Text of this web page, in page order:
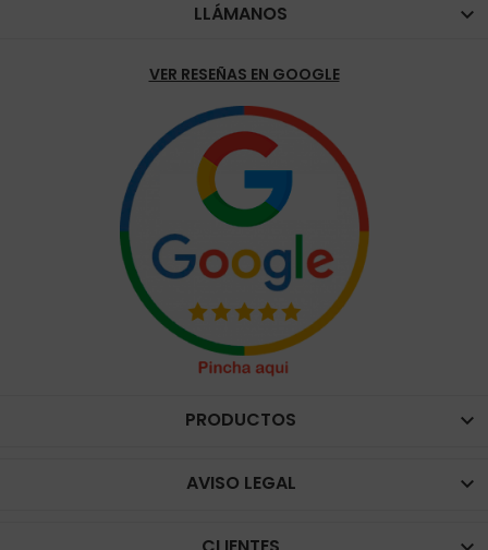
LLÁMANOS 
VER RESEÑAS EN GOOGLE
PRODUCTOS 
AVISO LEGAL 